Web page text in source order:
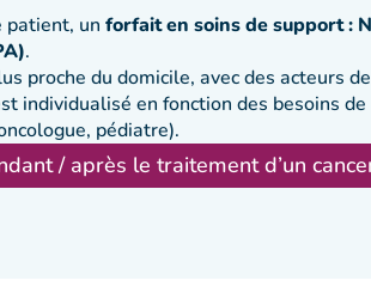
patient, un forfait en soins de support :
.
proche du domicile, avec des acteurs
individualisé en fonction des besoins
pédiatre).
/ après le traitement d’un